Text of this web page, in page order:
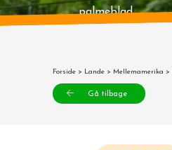
palmeblad
Forside > Lande > Mellemamerika >
Gå tilbage